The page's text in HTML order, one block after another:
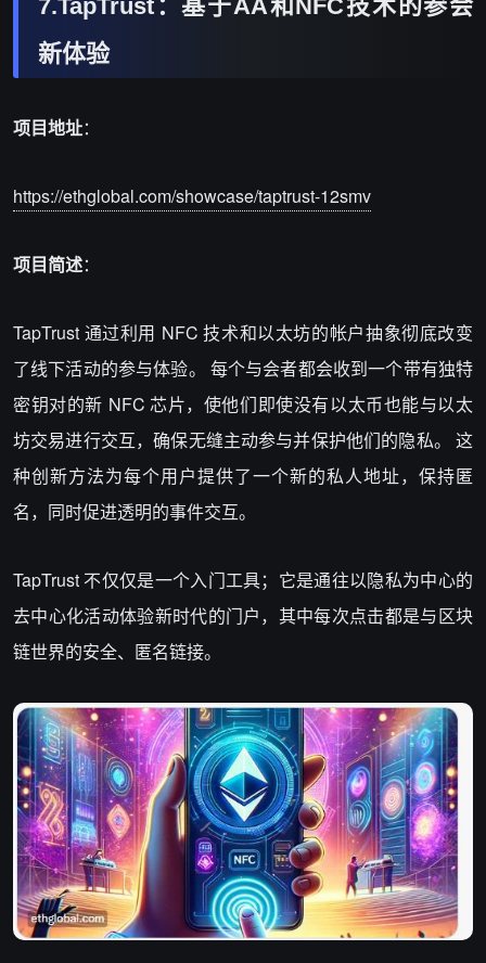
7.TapTrust：基于AA和NFC技术的参会
新体验
项目地址：
https://ethglobal.com/showcase/taptrust-12smv
项目简述：
TapTrust 通过利用 NFC 技术和以太坊的帐户抽象彻底改变
了线下活动的参与体验。 每个与会者都会收到一个带有独特
密钥对的新 NFC 芯片，使他们即使没有以太币也能与以太
坊交易进行交互，确保无缝主动参与并保护他们的隐私。 这
种创新方法为每个用户提供了一个新的私人地址，保持匿
名，同时促进透明的事件交互。
TapTrust 不仅仅是一个入门工具；它是通往以隐私为中心的
去中心化活动体验新时代的门户，其中每次点击都是与区块
链世界的安全、匿名链接。